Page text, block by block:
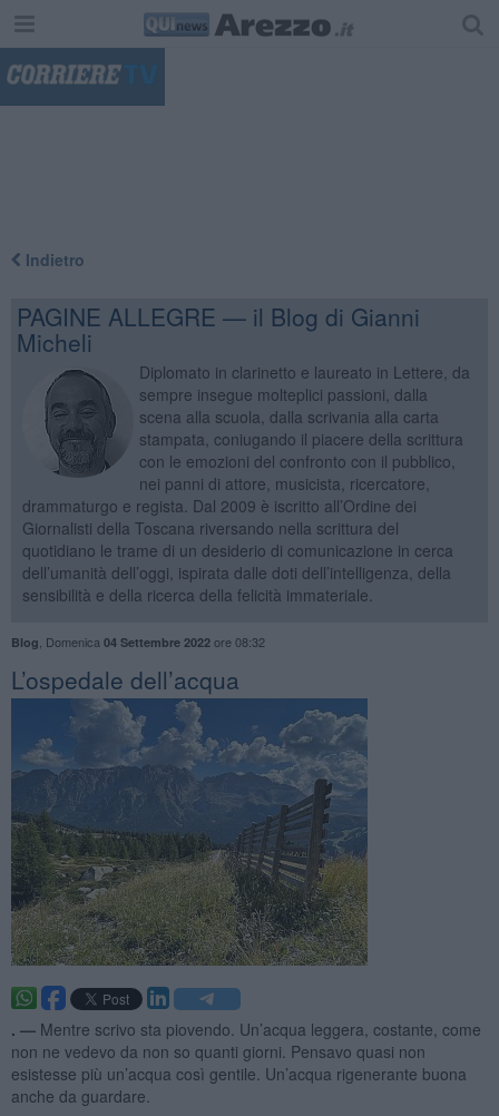
Indietro
PAGINE ALLEGRE — il Blog di Gianni
Micheli
Diplomato in clarinetto e laureato in Lettere, da
sempre insegue molteplici passioni, dalla
scena alla scuola, dalla scrivania alla carta
stampata, coniugando il piacere della scrittura
con le emozioni del confronto con il pubblico,
nei panni di attore, musicista, ricercatore,
drammaturgo e regista. Dal 2009 è iscritto all’Ordine dei
Giornalisti della Toscana riversando nella scrittura del
quotidiano le trame di un desiderio di comunicazione in cerca
dell’umanità dell’oggi, ispirata dalle doti dell’intelligenza, della
sensibilità e della ricerca della felicità immateriale.
Blog Domenica 04 Settembre 2022ore 08:32
​L’ospedale dell’acqua
. — Mentre scrivo sta piovendo. Un’acqua leggera, costante, come
non ne vedevo da non so quanti giorni. Pensavo quasi non
esistesse più un’acqua così gentile. Un’acqua rigenerante buona
anche da guardare.